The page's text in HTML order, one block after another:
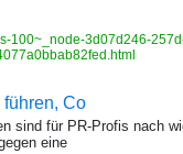
100~_node-3d07d246-
Co
sind für PR-Profis nach
eine